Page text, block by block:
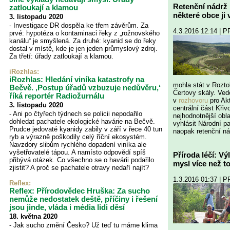
zatloukají a klamou
3. listopadu 2020
- Investigace DR dospěla ke třem závěrům. Za
prvé: hypotéza o kontaminaci řeky z „rožnovského
kanálu“ je smyšlená. Za druhé: kyanid se do řeky
dostal v místě, kde je jen jeden průmyslový zdroj.
Za třetí: úřady zatloukají a klamou.
iRozhlas:
iRozhlas: Hledání viníka katastrofy na
Bečvě. ‚Postup úřadů vzbuzuje nedůvěru,‘
říká reportér Radiožurnálu
3. listopadu 2020
- Ani po čtyřech týdnech se policii nepodařilo
dohledat pachatele ekologické havárie na Bečvě.
Prudce jedovaté kyanidy zabily v září v řece 40 tun
ryb a výrazně poškodily celý říční ekosystém.
Navzdory slibům rychlého dopadení viníka ale
vyšetřovatelé tápou. A namísto odpovědí spíš
přibývá otázek. Co všechno se o havárii podařilo
zjistit? A proč se pachatele otravy nedaří najít?
Reflex:
Reflex: Přírodovědec Hruška: Za sucho
nemůže nedostatek deště, příčiny i řešení
jsou jinde, vláda i média lidi děsí
18. května 2020
- Jak sucho změní Česko? Už teď tu máme klima
Retenční nádrž
některé obce ji
4.3.2016 12:14 |
mohla stát v
Čertovy skály.
v rozhovoru pro
centrální část
nejhodnotnější
vyhlásit Národní
naopak retenční
Příroda léčí:
mysl více než
1.3.2016 01:37 |